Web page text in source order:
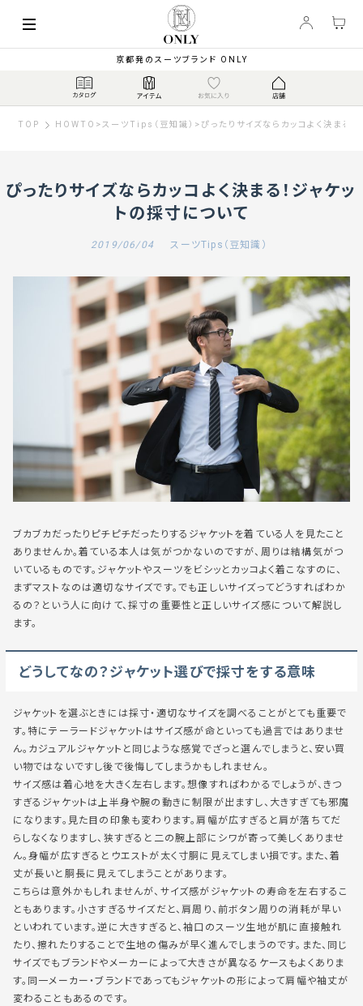
京都発のスーツブランド ONLY
TOP HOWTO >スーツTips（豆知識） > ぴったりサイズならカッコよく決まる
ぴったりサイズならカッコよく決まる！ジャケッ
トの採寸について
2019/06/04 スーツTips（豆知識）
ブカブカだったりピチピチだったりするジャケットを着ている人を見たこと
ありませんか。着ている本人は気がつかないのですが、周りは結構気がつ
いているものです。ジャケットやスーツをビシッとカッコよく着こなすのに、
まずマストなのは適切なサイズです。でも正しいサイズってどうすればわか
るの？ という人に向けて、採寸の重要性と正しいサイズ感について解説し
ます。
どうしてなの？ジャケット選びで採寸をする意味
ジャケットを選ぶときには採寸・適切なサイズを調べることがとても重要で
す。特にテーラードジャケットはサイズ感が命といっても過言ではありませ
ん。カジュアルジャケットと同じような感覚でざっと選んでしまうと、安い買
い物ではないですし後で後悔してしまうかもしれません。
サイズ感は着心地を大きく左右します。想像すればわかるでしょうが、きつ
すぎるジャケットは上半身や腕の動きに制限が出ますし、大きすぎても邪魔
になります。見た目の印象も変わります。肩幅が広すぎると肩が落ちてだ
らしなくなりますし、狭すぎると二の腕上部にシワが寄って美しくありませ
ん。身幅が広すぎるとウエストが太く寸胴に見えてしまい損です。また、着
丈が長いと胴長に見えてしまうことがあります。
こちらは意外かもしれませんが、サイズ感がジャケットの寿命を左右するこ
ともあります。小さすぎるサイズだと、肩周り、前ボタン周りの消耗が早い
といわれています。逆に大きすぎると、袖口のスーツ生地が肌に直接触れ
たり、擦れたりすることで生地の傷みが早く進んでしまうのです。また、同じ
サイズでもブランドやメーカーによって大きさが異なるケースもよくありま
す。同一メーカー・ブランドであってもジャケットの形によって肩幅や袖丈が
変わることもあるのです。